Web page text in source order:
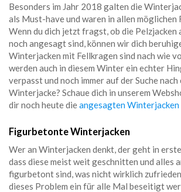
Besonders im Jahr 2018 galten die
als Must-have und waren in allen möglichen
Wenn du dich jetzt fragst, ob die Pelzjacken
noch angesagt sind, können wir dich
Winterjacken mit Fellkragen sind nach wie
werden auch in diesem Winter ein echter
verpasst und noch immer auf der Suche
Winterjacke? Schaue dich in unserem
dir noch heute dieangesagten Winterjacken
Figurbetonte Winterjacken
Wer an Winterjacken denkt, der geht in
dass diese meist weit geschnitten und alles
figurbetont sind, was nicht wirklich
dieses Problem ein für alle Mal beseitigt